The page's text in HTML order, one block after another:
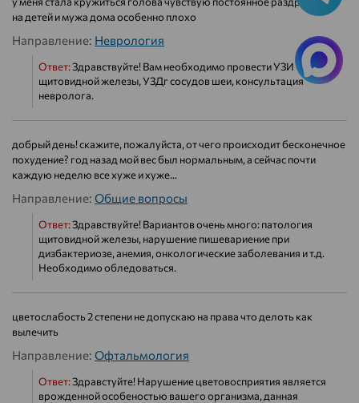
на детей и мужа дома особенно плохо
Направление: Неврология
Ответ:Здравствуйте! Вам необходимо провести УЗИ
щитовидной железы, УЗДг сосудов шеи, консультация
невролога.
добрый день! скажите, пожалуйста, от чего происходит бесконечное
похудение? год назад мой вес был нормальным, а сейчас почти
каждую неделю все хуже и хуже...
Направление: Общие вопросы
Ответ:Здравствуйте! Вариантов очень много: патология
щитовидной железы, нарушение пишевариение при
дизбактериозе, анемия, онкологические заболевания и т.д.
Необходимо обледоваться.
цветослабость 2 степени не допускаю на права что делоть как
вылечить
Направление: Офтальмология
Ответ:Здравстуйте! Нарушение цветовосприятия является
врожденной особеностью вашего организма, данная